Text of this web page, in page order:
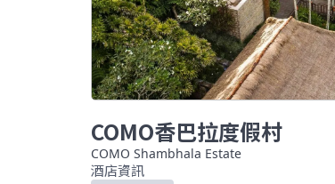
COMO香巴拉度假村
COMO Shambhala Estate
酒店資訊